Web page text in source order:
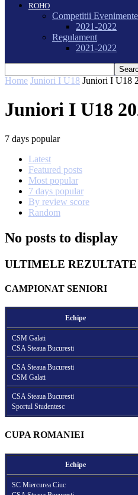
ROHO
Competitii Evenimente
2021-2022
Regulament
2021-2022
Home Juniori I U18 Juniori I U18
Juniori I U18
7 days popular
Latest
Featured posts
Most popular
7 days popular
By review score
Random
No posts to display
ULTIMELE REZULTATE
CAMPIONAT SENIORI
Echipe
CSM Galati
CSA Steaua Bucuresti
CSA Steaua Bucuresti
CSM Galati
CSA Steaua Bucuresti
Sportul Studentesc
CUPA ROMANIEI
Echipe
SC Miercurea Ciuc